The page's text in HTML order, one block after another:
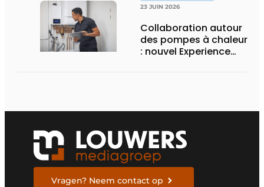
23 JUIN 2026
Collaboration autour
des pompes à chaleur
: nouvel Experience
Vragen? Neem contact op